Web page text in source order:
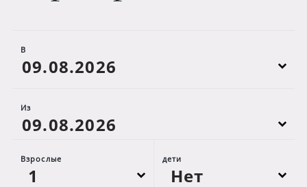
В
Из
Взрослые дети